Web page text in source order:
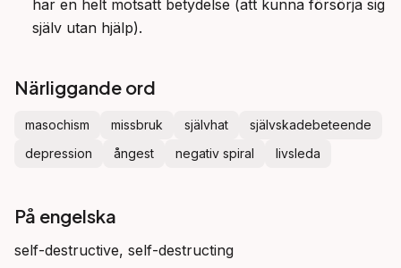
har en helt motsatt betydelse (att kunna försörja sig
själv utan hjälp).
Närliggande ord
masochism missbruk självhat
självskadebeteende
depression
ångest negativ spiral livsleda
På engelska
self-destructive, self-destructing